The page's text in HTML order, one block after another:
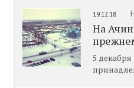
19.12.18
На
5